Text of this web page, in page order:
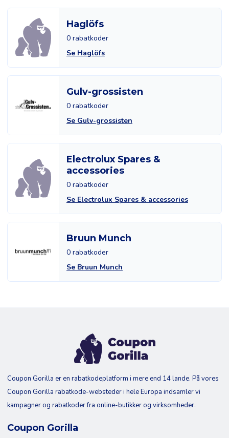
Haglöfs
0 rabatkoder
Se Haglöfs
Gulv-grossisten
0 rabatkoder
Se Gulv-grossisten
Electrolux Spares &
accessories
0 rabatkoder
Se Electrolux Spares & accessories
Bruun Munch
0 rabatkoder
Se Bruun Munch
Coupon Gorilla er en rabatkodeplatform i mere end 14 lande. På vores
Coupon Gorilla rabatkode-websteder i hele Europa indsamler vi
kampagner og rabatkoder fra online-butikker og virksomheder.
Coupon Gorilla